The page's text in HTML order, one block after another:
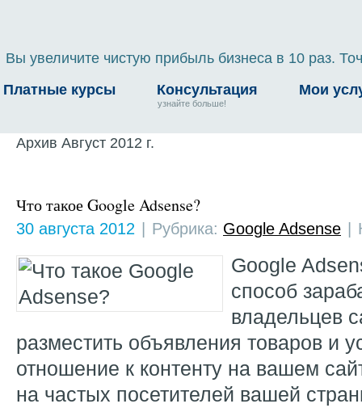
Вы увеличите чистую прибыль бизнеса в 10 раз.
Платные курсы
Консультация
узнайте больше!
Мои
Архив Август 2012 г.
Что такое Google Adsense?
30 августа 2012 Рубрика: Google Adsense
Google
способ
владельцев
разместить объявления товаров и
отношение к контенту на вашем
на частых посетителей вашей